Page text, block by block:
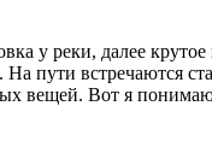
у реки, далее
пути встречаются
вещей. Вот я